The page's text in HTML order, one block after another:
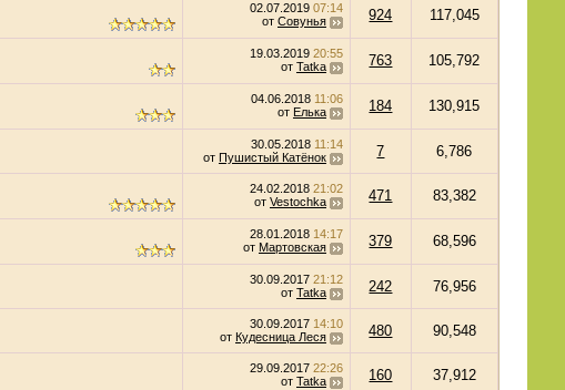
02.07.2019 07:14
от Совунья 924 117,045
19.03.2019 20:55
от Tatka 763 105,792
04.06.2018 11:06
от Елька 184 130,915
30.05.2018 11:14
от Пушистый Катёнок 7 6,786
24.02.2018 21:02
от Vestochka 471 83,382
28.01.2018 14:17
от Мартовская 379 68,596
30.09.2017 21:12
от Tatka 242 76,956
30.09.2017 14:10
от Кудесница Леся 480 90,548
29.09.2017 22:26
от Tatka 160 37,912